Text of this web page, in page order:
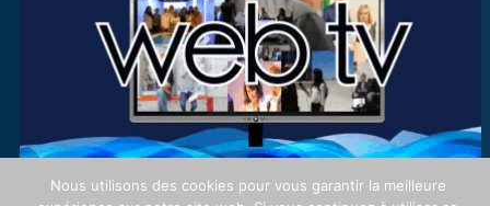
Nous utilisons des cookies pour vous garantir la meilleure